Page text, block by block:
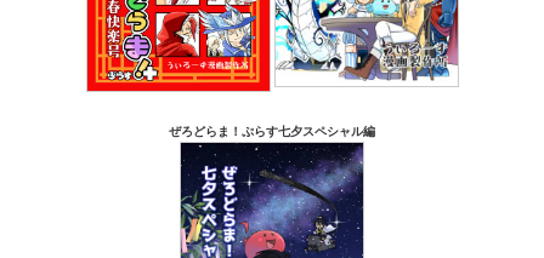
ぜろどらま！ぷらす七夕スペシャル編